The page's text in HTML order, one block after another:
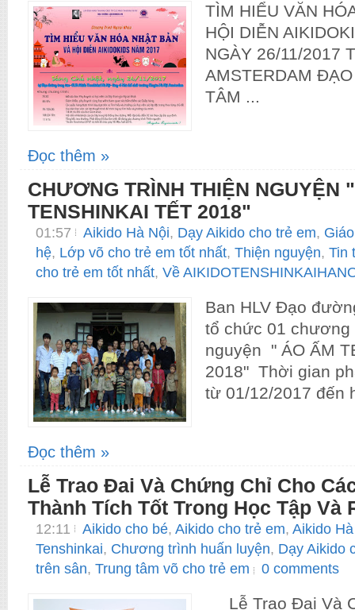
TÌM HIỂU VĂN
HỘI DIỄN
NGÀY 26/11/2017
AMSTERDAM
TÂM ...
Đọc thêm »
CHƯƠNG TRÌNH THIỆN NGUYỆN
TENSHINKAI TẾT 2018"
01:57 Aikido Hà Nội, Dạy Aikido cho trẻ em,
hệ, Lớp võ cho trẻ em tốt nhất, Thiện nguyện, Tin
cho trẻ em tốt nhất, Về
Ban HLV Đạo
tổ chức 01 chương
nguyện " ÁO ẤM
2018" Thời gian
từ 01/12/2017 đến
Đọc thêm »
Lễ Trao Đai Và Chứng Chỉ Cho
Thành Tích Tốt Trong Học Tập Và
12:11 Aikido cho bé, Aikido cho trẻ em, Aikido
Tenshinkai, Chương trình huấn luyện, Dạy Aikido
trên sân, Trung tâm võ cho trẻ em 0 comments
Lễ Trao Đai Và